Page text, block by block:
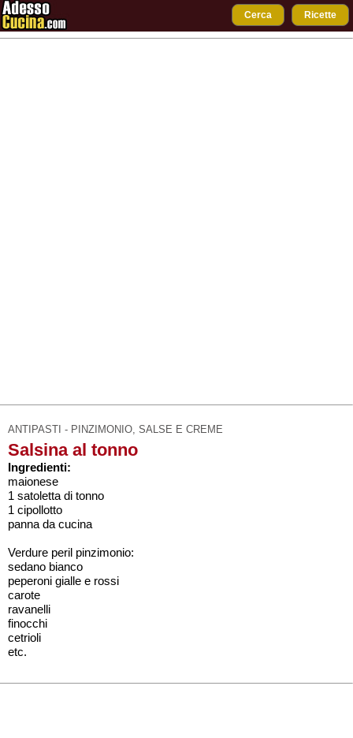
Cerca Ricette
ANTIPASTI - PINZIMONIO, SALSE E CREME
Salsina al tonno
Ingredienti:
maionese
1 satoletta di tonno
1 cipollotto
panna da cucina
Verdure peril pinzimonio:
sedano bianco
peperoni gialle e rossi
carote
ravanelli
finocchi
cetrioli
etc.